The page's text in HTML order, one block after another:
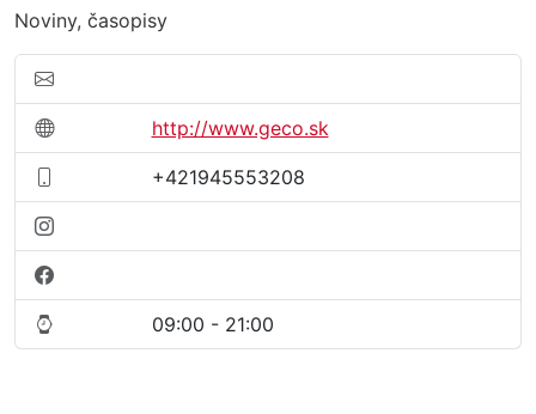
Noviny, časopisy
http://www.geco.sk
+421945553208
09:00 - 21:00